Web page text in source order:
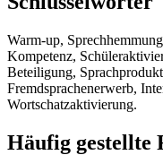
Warm-up,
Kompetenz,
Beteiligung,
Fremdsprachenerwerb,
Wortschatzaktivierung.
Häufig gestellte